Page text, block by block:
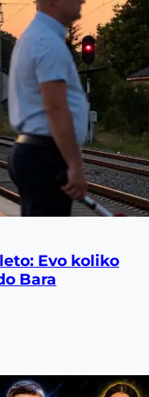
Evo koliko
Bara